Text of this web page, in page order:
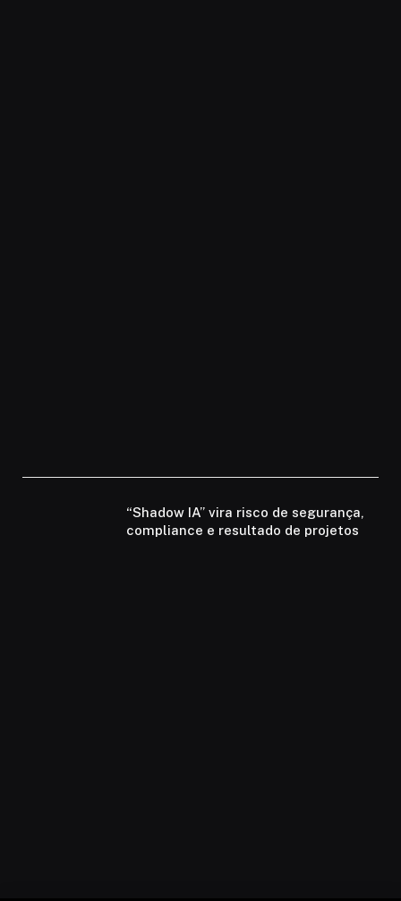
“Shadow IA” vira risco de segurança,
compliance e resultado de projetos